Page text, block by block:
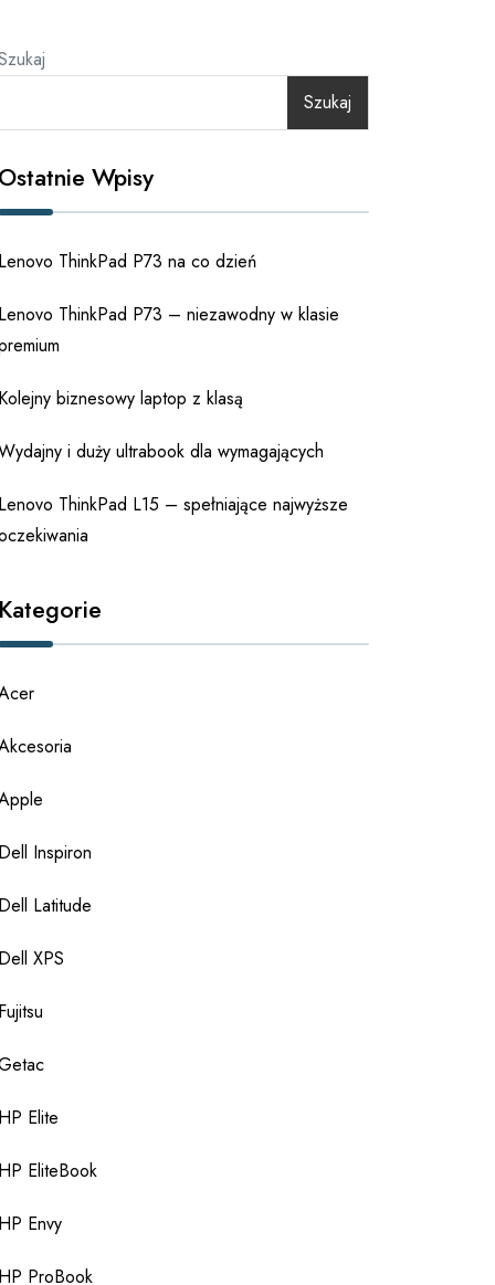
Szukaj
Wpisy
ThinkPad P73 na co dzień
ThinkPad P73 – niezawodny w klasie
biznesowy laptop z klasą
i duży ultrabook dla wymagających
ThinkPad L15 – spełniające najwyższe
Inspiron
Latitude
XPS
Elite
EliteBook
Envy
ProBook